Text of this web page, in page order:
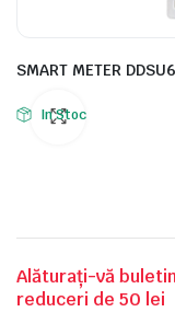
SMART METER
In Stoc
Alăturați-vă
reduceri de 50 lei